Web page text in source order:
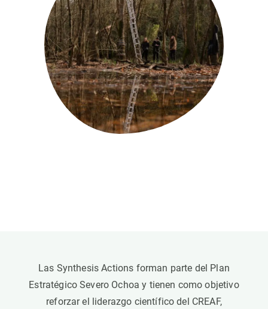
Las Synthesis Actions forman parte del Plan
Estratégico Severo Ochoa y tienen como objetivo
reforzar el liderazgo científico del CREAF,